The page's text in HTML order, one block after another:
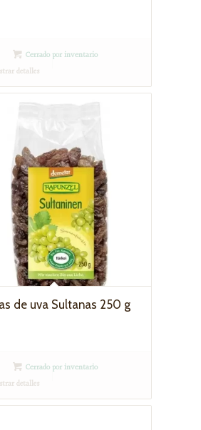
Cerrado por inventario
detalles
de uva Sultanas 250 g
Cerrado por inventario
detalles